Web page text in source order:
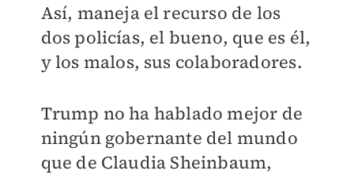
Así, maneja el recurso de los
dos policías, el bueno, que es él,
y los malos, sus colaboradores.
Trump no ha hablado mejor de
ningún gobernante del mundo
que de Claudia Sheinbaum,